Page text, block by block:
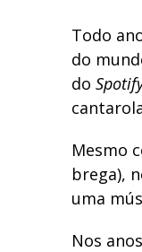
Todo
do
do
Mesmo
brega),
uma
Nos